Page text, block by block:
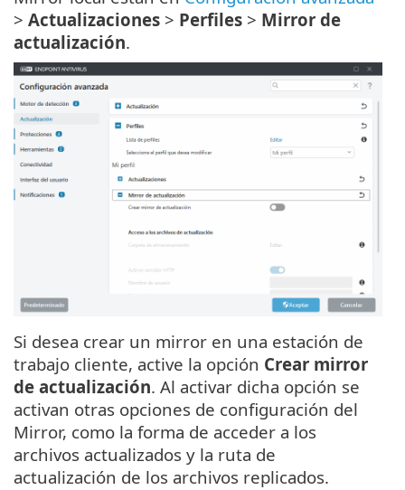
> Actualizaciones > Perfiles > Mirror de
actualización.
Si desea crear un mirror en una estación de
trabajo cliente, active la opción Crear mirror
de actualización. Al activar dicha opción se
activan otras opciones de configuración del
Mirror, como la forma de acceder a los
archivos actualizados y la ruta de
actualización de los archivos replicados.